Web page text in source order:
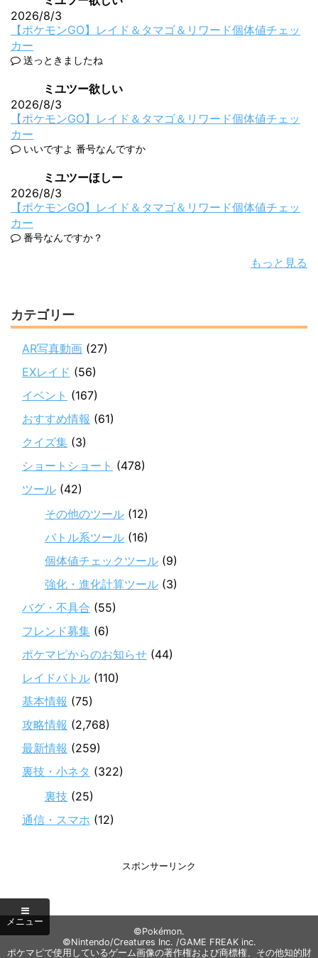
2026/8/3
【ポケモンGO】レイド＆タマゴ＆リワード個体値チェッ
カー
送っときましたね
ミユツー欲しい
2026/8/3
【ポケモンGO】レイド＆タマゴ＆リワード個体値チェッ
カー
いいですよ 番号なんですか
ミユツーほしー
2026/8/3
【ポケモンGO】レイド＆タマゴ＆リワード個体値チェッ
カー
番号なんですか？
もっと見る
カテゴリー
AR写真動画 (27)
EXレイド (56)
イベント (167)
おすすめ情報 (61)
クイズ集 (3)
ショートショート (478)
ツール (42)
その他のツール (12)
バトル系ツール (16)
個体値チェックツール (9)
強化・進化計算ツール (3)
バグ・不具合 (55)
フレンド募集 (6)
ポケマピからのお知らせ (44)
レイドバトル (110)
基本情報 (75)
攻略情報 (2,768)
最新情報 (259)
裏技・小ネタ (322)
裏技 (25)
通信・スマホ (12)
スポンサーリンク
©Pokémon.
©Nintendo/Creatures Inc. /GAME FREAK inc.
ポケマピで使用しているゲーム画像の著作権および商標権、その他知的財